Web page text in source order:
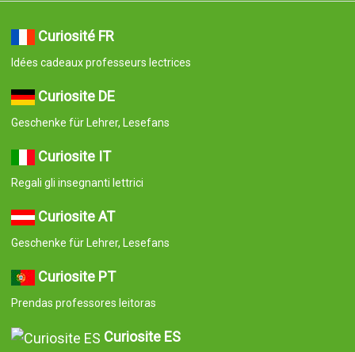
Curiosité FR
Idées cadeaux professeurs lectrices
Curiosite DE
Geschenke für Lehrer, Lesefans
Curiosite IT
Regali gli insegnanti lettrici
Curiosite AT
Geschenke für Lehrer, Lesefans
Curiosite PT
Prendas professores leitoras
Curiosite ES